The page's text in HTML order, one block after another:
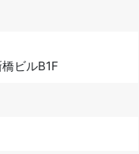
ビルB1F